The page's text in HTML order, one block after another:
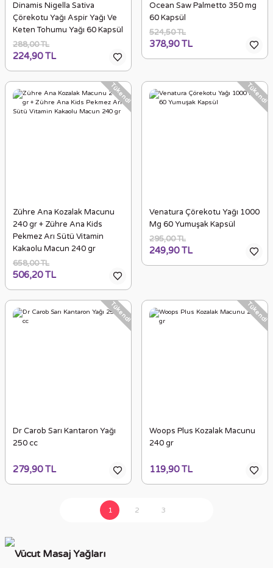
Dinamis Nigella Sativa
Çörekotu Yağı Aspir Yağı Ve
Keten Tohumu Yağı 60 Kapsül
288,00 TL
224,90 TL
Ocean Saw Palmetto 350 mg
60 Kapsül
524,50 TL
378,90 TL
Tükendi
Zühre Ana Kozalak Macunu
240 gr + Zühre Ana Kids
Pekmez Arı Sütü Vitamin
Kakaolu Macun 240 gr
658,00 TL
506,20 TL
Tükendi
Venatura Çörekotu Yağı 1000
Mg 60 Yumuşak Kapsül
295,00 TL
249,90 TL
Tükendi
Dr Carob Sarı Kantaron Yağı
250 cc
279,90 TL
Tükendi
Woops Plus Kozalak Macunu
240 gr
119,90 TL
1 2 3
Vücut Masaj Yağları